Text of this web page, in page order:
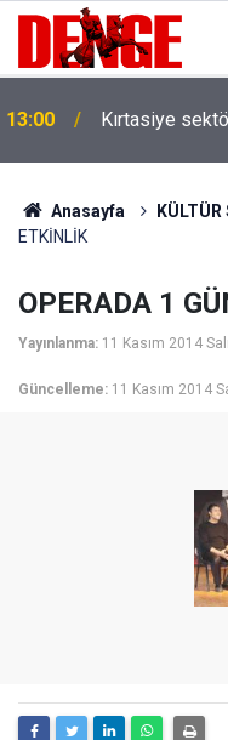
13:00 Kırtasiye
Anasayfa KÜLTÜR
ETKİNLİK
OPERADA 1
Yayınlanma: 11 Kasım 2014
Güncelleme: 11 Kasım 2014